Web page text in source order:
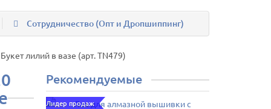
Сотрудничество (Опт и Дропшиппинг)
лилий в вазе (арт. TN479)
Рекомендуемые
Лидер продаж